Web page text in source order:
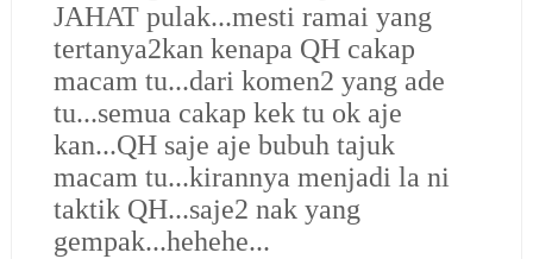
JAHAT pulak...mesti ramai yang
tertanya2kan kenapa QH cakap
macam tu...dari komen2 yang ade
tu...semua cakap kek tu ok aje
kan...QH saje aje bubuh tajuk
macam tu...kirannya menjadi la ni
taktik QH...saje2 nak yang
gempak...hehehe...